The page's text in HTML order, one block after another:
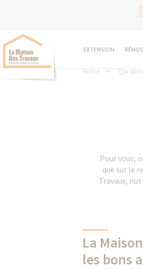
EXTENSION
Home Qui
Pour vous,
que sur le
Travaux,
La
les bons